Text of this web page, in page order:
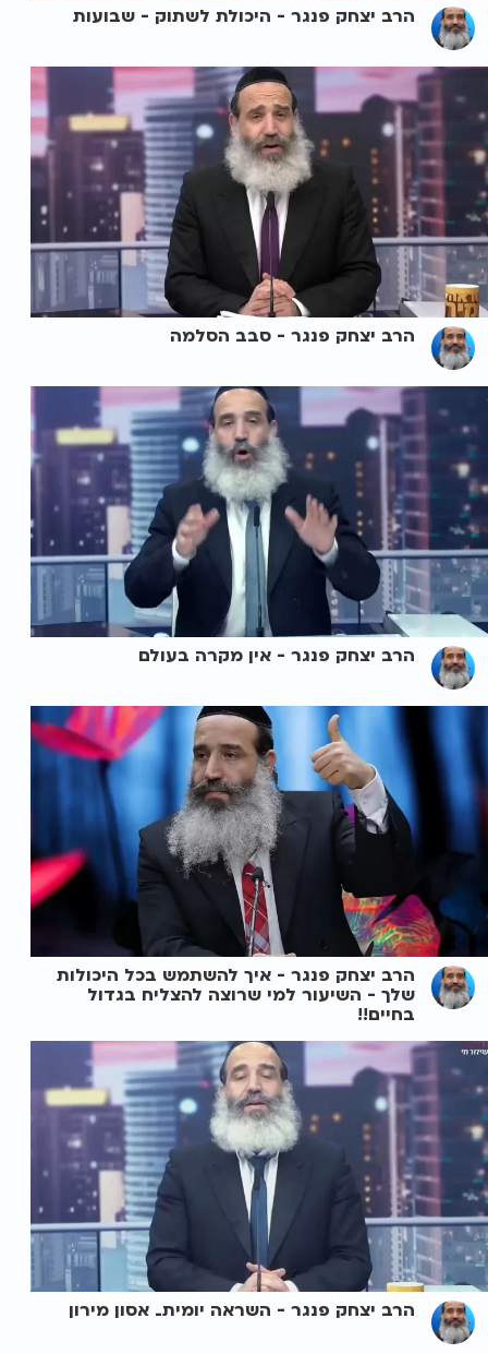
הרב יצחק פנגר - היכולת לשתוק - שבועות
הרב יצחק פנגר - סבב הסלמה
הרב יצחק פנגר - אין מקרה בעולם
הרב יצחק פנגר - איך להשתמש בכל היכולות
שלך - השיעור למי שרוצה להצליח בגדול
בחיים!!
הרב יצחק פנגר - השראה יומית_ אסון מירון